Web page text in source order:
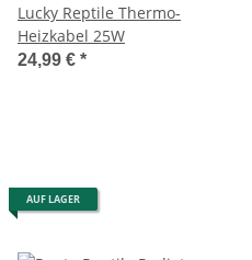
Lucky Reptile Thermo-
Heizkabel 25W
24,99 € *
AUF LAGER